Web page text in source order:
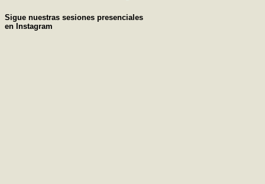
Sigue nuestras sesiones presenciales
en Instagram